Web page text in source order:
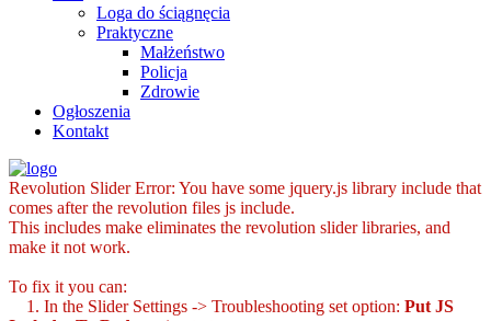
Loga do ściągnęcia
Praktyczne
Małżeństwo
Policja
Zdrowie
Ogłoszenia
Kontakt
Revolution Slider Error: You have some jquery.js library include that
comes after the revolution files js include.
This includes make eliminates the revolution slider libraries, and
make it not work.
To fix it you can:
1. In the Slider Settings -> Troubleshooting set option: Put JS